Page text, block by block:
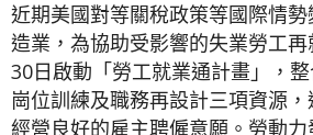
近期美國對等關稅政策等國際情
造業，為協助受影響的失業勞工
30日啟動「勞工就業通計畫」，
崗位訓練及職務再設計三項資源
經營良好的雇主聘僱意願。勞動